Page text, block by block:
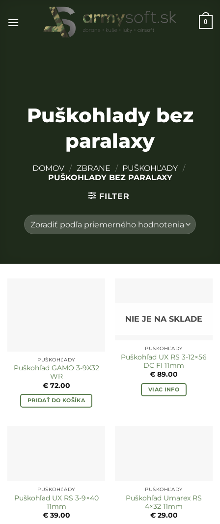
0
Puškohlady bez
paralaxy
DOMOV / ZBRANE / PUŠKOHĽADY /
PUŠKOHLADY BEZ PARALAXY
FILTER
PUŠKOHĽADY
Puškohľad GAMO 3-9X32
WR
€72.00
PRIDAŤ DO KOŠÍKA
NIE JE NA SKLADE
PUŠKOHĽADY
Puškohľad UX RS 3-12×56
DC FI 11mm
€ 89.00
VIAC INFO
PUŠKOHĽADY
Puškohľad UX RS 3-9×40
11mm
€39.00
PUŠKOHĽADY
Puškohľad Umarex RS
4×32 11mm
€29.00